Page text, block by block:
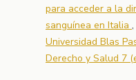
para acceder a la
sanguínea en Italia ,
Universidad Blas
Derecho y Salud 7